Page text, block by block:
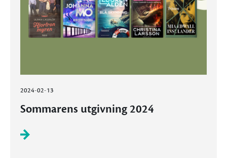
2024-02-13
Sommarens utgivning 2024